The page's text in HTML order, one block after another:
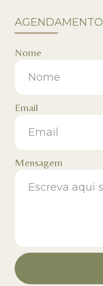
AGENDAMENTO
Nome
Email
Mensagem